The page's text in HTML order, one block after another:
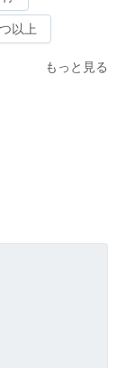
以上
もっと見る